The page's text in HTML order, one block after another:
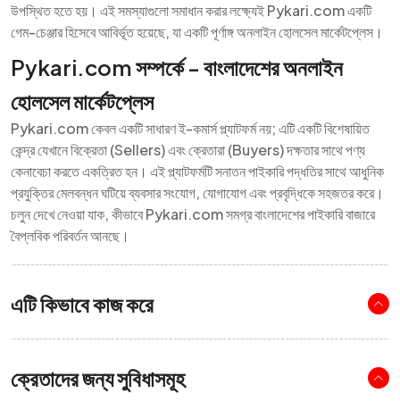
উপস্থিত হতে হয়। এই সমস্যাগুলো সমাধান করার লক্ষ্যেই Pykari.com একটি
গেম-চেঞ্জার হিসেবে আবির্ভূত হয়েছে, যা একটি পূর্ণাঙ্গ অনলাইন হোলসেল মার্কেটপ্লেস।
Pykari.com সম্পর্কে - বাংলাদেশের অনলাইন
হোলসেল মার্কেটপ্লেস
Pykari.com কেবল একটি সাধারণ ই-কমার্স প্ল্যাটফর্ম নয়; এটি একটি বিশেষায়িত
কেন্দ্র যেখানে বিক্রেতা (Sellers) এবং ক্রেতারা (Buyers) দক্ষতার সাথে পণ্য
কেনাবেচা করতে একত্রিত হন। এই প্ল্যাটফর্মটি সনাতন পাইকারি পদ্ধতির সাথে আধুনিক
প্রযুক্তির মেলবন্ধন ঘটিয়ে ব্যবসার সংযোগ, যোগাযোগ এবং প্রবৃদ্ধিকে সহজতর করে।
চলুন দেখে নেওয়া যাক, কীভাবে Pykari.com সমগ্র বাংলাদেশের পাইকারি বাজারে
বৈপ্লবিক পরিবর্তন আনছে।
এটি কিভাবে কাজ করে
ক্রেতাদের জন্য সুবিধাসমূহ